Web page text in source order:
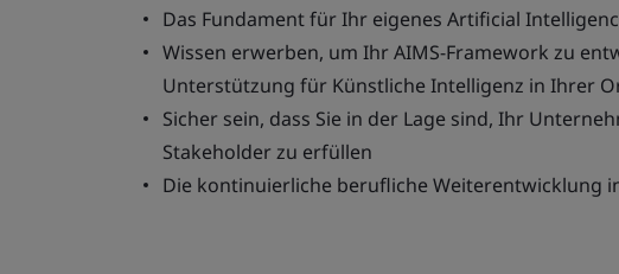
Das Fundament für Ihr eigenes Artificial
Wissen erwerben, um Ihr AIMS-Framework zu
Unterstützung für Künstliche Intelligenz in Ihrer
Sicher sein, dass Sie in der Lage sind, Ihr
Stakeholder zu erfüllen
Die kontinuierliche berufliche Weiterentwicklung